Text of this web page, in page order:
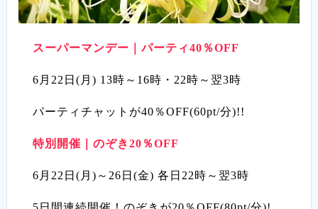
スーパーマンデー｜パーティ40％OFF
6月22日(月) 13時～16時・22時～翌3時
パーティチャットが40％OFF(60pt/分)!!
特別開催｜のぞき20％OFF
6月22日(月)～26日(金) 各日22時～翌3時